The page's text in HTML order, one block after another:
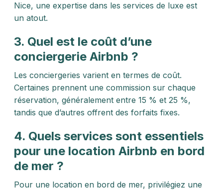
Nice, une expertise dans les services de luxe est
un atout.
3. Quel est le coût d’une
conciergerie Airbnb ?
Les conciergeries varient en termes de coût.
Certaines prennent une commission sur chaque
réservation, généralement entre 15 % et 25 %,
tandis que d’autres offrent des forfaits fixes.
4. Quels services sont essentiels
pour une location Airbnb en bord
de mer ?
Pour une location en bord de mer, privilégiez une